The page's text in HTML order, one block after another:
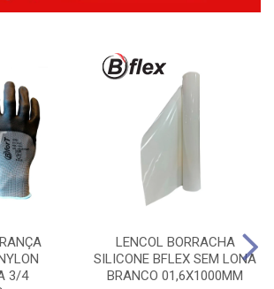
3/4
LENCOL BORRACHA
SILICONE BFLEX SEM LONA
BRANCO 01,6X1000MM